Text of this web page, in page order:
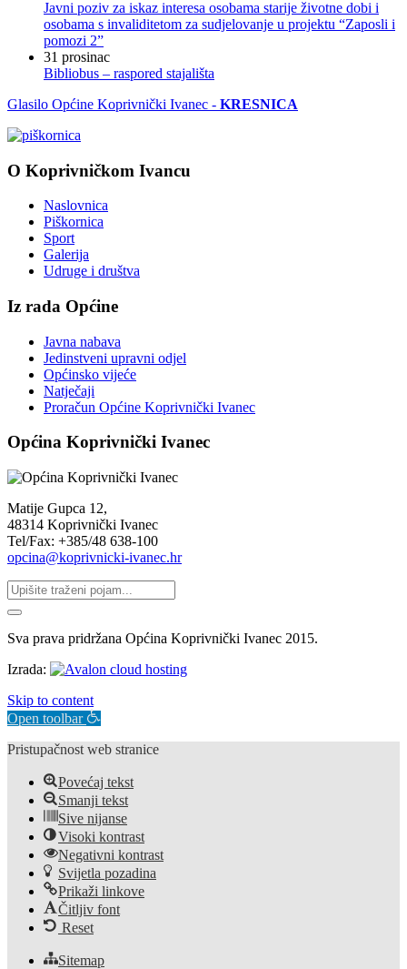
Javni poziv za iskaz interesa osobama starije životne dobi i
osobama s invaliditetom za sudjelovanje u projektu “Zaposli i
pomozi 2”
31 prosinac
Bibliobus – raspored stajališta
Glasilo Općine Koprivnički Ivanec - KRESNICA
O Koprivničkom Ivancu
Naslovnica
Piškornica
Sport
Galerija
Udruge i društva
Iz rada Općine
Javna nabava
Jedinstveni upravni odjel
Općinsko vijeće
Natječaji
Proračun Općine Koprivnički Ivanec
Općina Koprivnički Ivanec
Matije Gupca 12,
48314 Koprivnički Ivanec
Tel/Fax: +385/48 638-100
opcina@koprivnicki-ivanec.hr
Sva prava pridržana Općina Koprivnički Ivanec 2015.
Izrada:
Skip to content
Open toolbar
Pristupačnost web stranice
Povećaj tekst
Smanji tekst
Sive nijanse
Visoki kontrast
Negativni kontrast
Svijetla pozadina
Prikaži linkove
Čitljiv font
Reset
Sitemap